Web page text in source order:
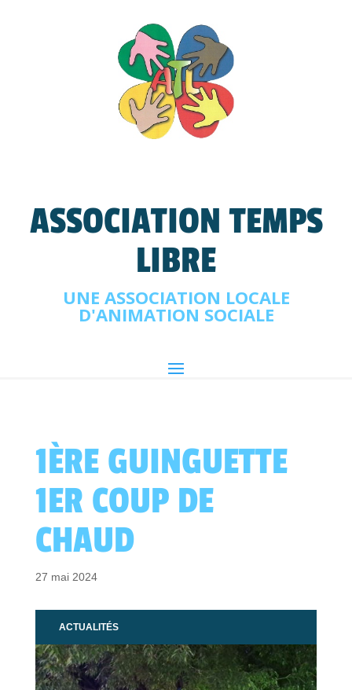
ASSOCIATION TEMPS
LIBRE
UNE ASSOCIATION LOCALE
D'ANIMATION SOCIALE
1ÈRE GUINGUETTE
1ER COUP DE
CHAUD
27 mai 2024
ACTUALITÉS